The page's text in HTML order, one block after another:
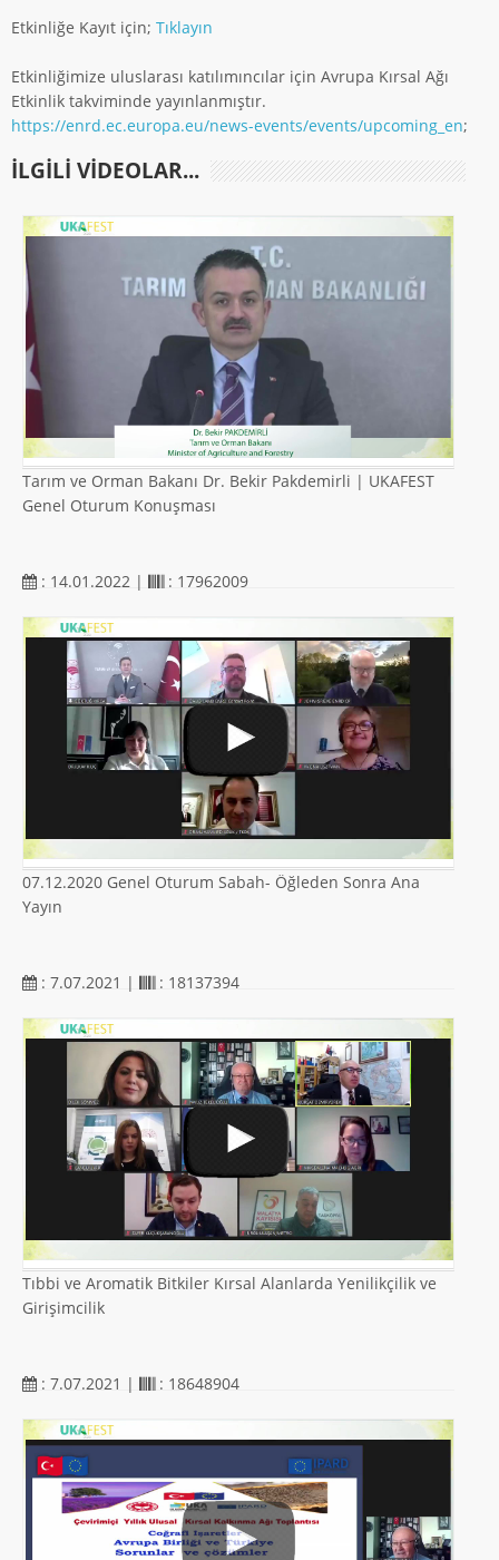
Etkinliğe Kayıt için; Tıklayın
Etkinliğimize uluslarası katılımıncılar için Avrupa Kırsal Ağı
Etkinlik takviminde yayınlanmıştır.
https://enrd.ec.europa.eu/news-events/events/upcoming_en;
ILGILI VIDEOLAR...
Tarım ve Orman Bakanı Dr. Bekir Pakdemirli | UKAFEST
Genel Oturum Konuşması
: 14.01.2022 | : 17962009
07.12.2020 Genel Oturum Sabah- Öğleden Sonra Ana
Yayın
: 7.07.2021 | : 18137394
Tıbbi ve Aromatik Bitkiler Kırsal Alanlarda Yenilikçilik ve
Girişimcilik
: 7.07.2021 | : 18648904